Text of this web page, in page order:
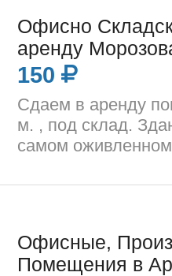
Офисно
аренду
150
Сдаем в аренду
м. , под склад.
самом оживленном
Офисные,
Помещения в